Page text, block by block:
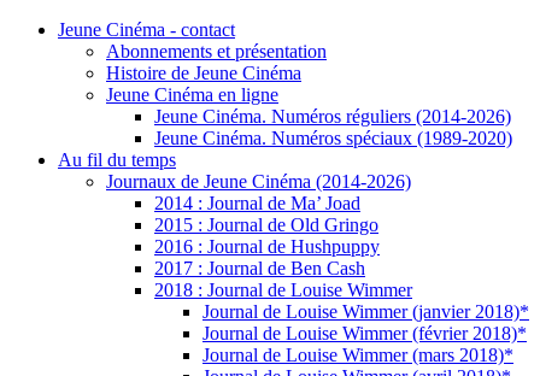
Jeune Cinéma - contact
Abonnements et présentation
Histoire de Jeune Cinéma
Jeune Cinéma en ligne
Jeune Cinéma. Numéros réguliers (2014-2026)
Jeune Cinéma. Numéros spéciaux (1989-2020)
Au fil du temps
Journaux de Jeune Cinéma (2014-2026)
2014 : Journal de Ma’ Joad
2015 : Journal de Old Gringo
2016 : Journal de Hushpuppy
2017 : Journal de Ben Cash
2018 : Journal de Louise Wimmer
Journal de Louise Wimmer (janvier 2018)*
Journal de Louise Wimmer (février 2018)*
Journal de Louise Wimmer (mars 2018)*